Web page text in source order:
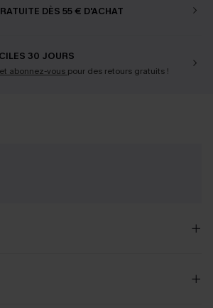
DÈS 55 € D'ACHAT
30 JOURS
abonnez-vous pour des retours gratuits !